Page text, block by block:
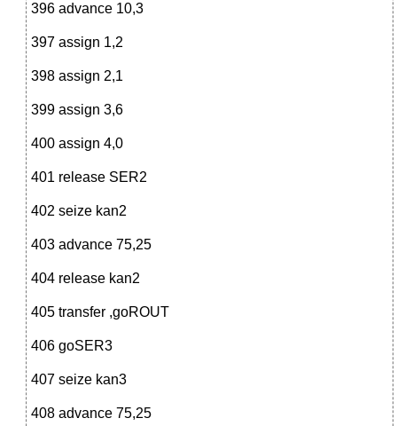
396 advance 10,3
397 assign 1,2
398 assign 2,1
399 assign 3,6
400 assign 4,0
401 release SER2
402 seize kan2
403 advance 75,25
404 release kan2
405 transfer ,goROUT
406 goSER3
407 seize kan3
408 advance 75,25